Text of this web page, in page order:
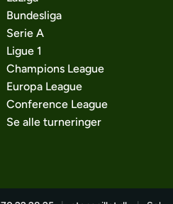
Bundesliga
Serie A
Ligue 1
Champions League
Europa League
Conference League
Se alle turneringer